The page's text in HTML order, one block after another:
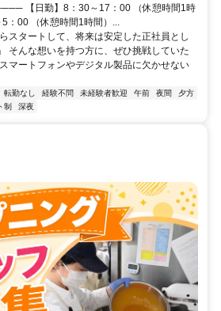
【日勤】8：30～17：00 （休憩時間1時
：00 （休憩時間1時間）...
スタートして、将来は安定した正社員とし
そんな想いを持つ方に、ぜひ挑戦していた
マートフォンやデジタル製品に欠かせない
転勤なし 経験不問 未経験者歓迎 午前 夜間
夕方
制 深夜